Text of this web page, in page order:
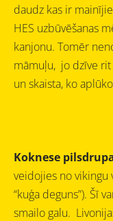
daudz kas ir
HES uzbūvēšanas
kanjonu. Tomēr
māmuļu, jo dzīve
un
Koknese
veidojies no vikingu
“kuģa deguns”). Šī
smailo galu.